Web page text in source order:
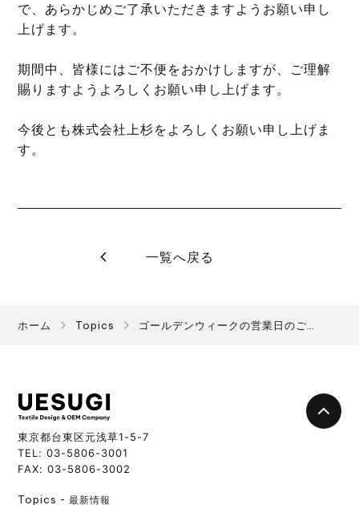
で、あらかじめご了承いただきますようお願い申し
上げます。
期間中、皆様にはご不便をおかけしますが、ご理解
賜りますようよろしくお願い申し上げます。
今後とも株式会社上杉をよろしくお願い申し上げま
す。
一覧へ戻る
ホーム Topics
東京都台東区元浅草1-5-7
TEL: 03-5806-3001
FAX: 03-5806-3002
Topics 最新情報